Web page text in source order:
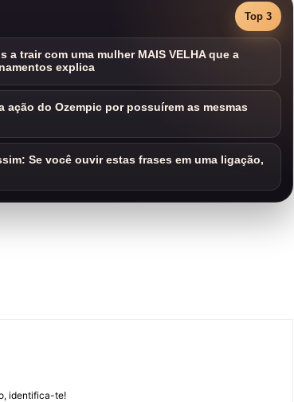
Top 3
a trair com uma mulher MAIS VELHA que a
explica
ação do Ozempic por possuírem as mesmas
Se você ouvir estas frases em uma ligação,
identifica-te!